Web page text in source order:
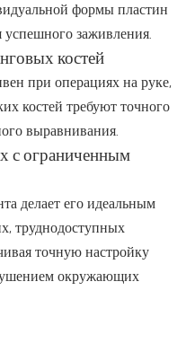
формы пластин
заживления.
костей
при операциях на руке,
костей требуют точного
выравнивания.
с ограниченным
делает его идеальным
труднодоступных
точную настройку
окружающих